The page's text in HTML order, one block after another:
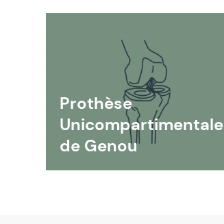
Prothèse
Unicompartimentale
de Genou